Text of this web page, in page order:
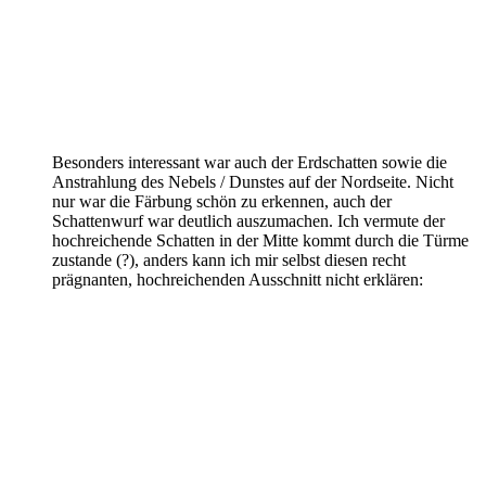
Besonders interessant war auch der Erdschatten sowie die
Anstrahlung des Nebels / Dunstes auf der Nordseite. Nicht
nur war die Färbung schön zu erkennen, auch der
Schattenwurf war deutlich auszumachen. Ich vermute der
hochreichende Schatten in der Mitte kommt durch die Türme
zustande (?), anders kann ich mir selbst diesen recht
prägnanten, hochreichenden Ausschnitt nicht erklären: